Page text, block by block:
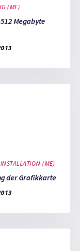
(ME)
Megabyte
(ME)
der Grafikkarte